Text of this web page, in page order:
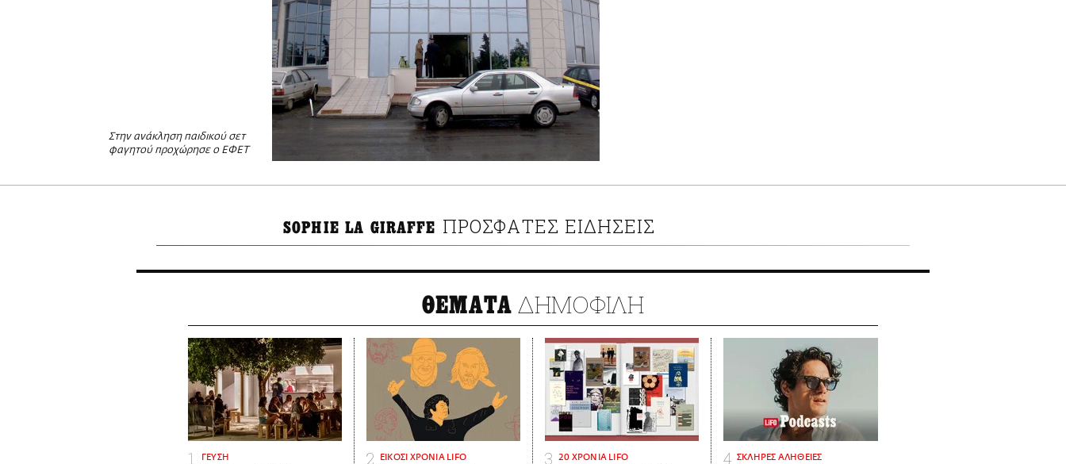
Στην ανάκληση παιδικού σετ
φαγητού προχώρησε ο ΕΦΕΤ
SOPHIE LA GIRAFFE ΠΡΟΣΦΑΤΕΣ ΕΙΔΗΣΕΙΣ
ΘΕΜΑΤΑ ΔΗΜΟΦΙΛΗ
ΓΕΥΣΗ ΕΙΚΟΣΙ ΧΡΟΝΙΑ LIFO 20 ΧΡΟΝΙΑ LIFO ΣΚΛΗΡΕΣ ΑΛΗΘΕΙΕΣ